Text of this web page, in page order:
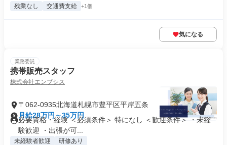
残業なし 交通費支給 +1個
気になる
業務委託
携帯販売スタッフ
株式会社エンブシス
〒062-0935北海道札幌市豊平区平岸五条
月給28万円～35万円
必要資格・経験 ＜必須条件＞ 特になし ＜歓迎条件＞ ・未経
験歓迎 ・出張が可...
未経験者歓迎 研修あり